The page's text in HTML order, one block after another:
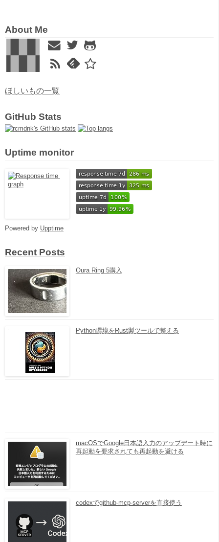
About Me
ほしいもの一覧
GitHub Stats
Uptime monitor
Powered by Upptime
Recent Posts
Oura Ring 5購入
Python環境をRust製ツールで整える
macOSでGoogle日本語入力のアップデート時に
再起動を要求されても再起動を避ける
codexでgithub-mcp-serverを直接使う